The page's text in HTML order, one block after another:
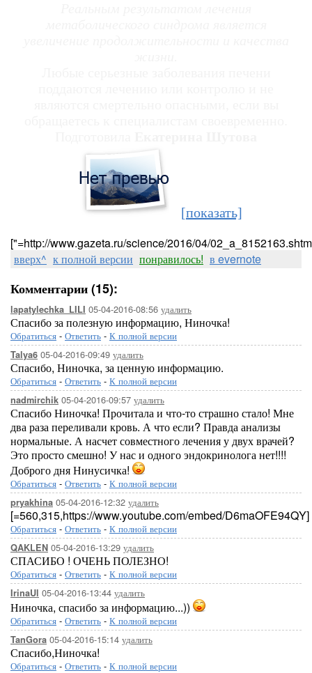
[показать]
["=http://www.gazeta.ru/science/2016/04/
вверх^ к полной версии понравилось! в evernote
Комментарии (15):
lapatylechka_LILI 05-04-2016-08:56 удалить
Спасибо за полезную информацию, Ниночка!
Обратиться - Ответить - К полной версии
Talya6 05-04-2016-09:49 удалить
Спасибо, Ниночка, за ценную информацию.
Обратиться - Ответить - К полной версии
nadmirchik 05-04-2016-09:57 удалить
Спасибо Ниночка! Прочитала и что-то страшно стало! Мне
два раза переливали кровь. А что если? Правда анализы
нормальные. А насчет совместного лечения у двух врачей?
Это просто смешно! У нас и одного эндокринолога нет!!!!
Доброго дня Нинусичка!
Обратиться - Ответить - К полной версии
pryakhina 05-04-2016-12:32 удалить
[=560,315,https://www.youtube.com/embed/D6maOFE94QY]
Обратиться - Ответить - К полной версии
QAKLEN 05-04-2016-13:29 удалить
СПАСИБО ! ОЧЕНЬ ПОЛЕЗНО!
Обратиться - Ответить - К полной версии
IrinaUl 05-04-2016-13:44 удалить
Ниночка, спасибо за информацию...))
Обратиться - Ответить - К полной версии
TanGora 05-04-2016-15:14 удалить
Спасибо,Ниночка!
Обратиться - Ответить - К полной версии